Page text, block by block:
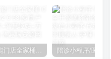
壹佰万能门店全家桶10套独立版v2.6.68(​多商户+智能名片+智慧轻站+万能门店等)